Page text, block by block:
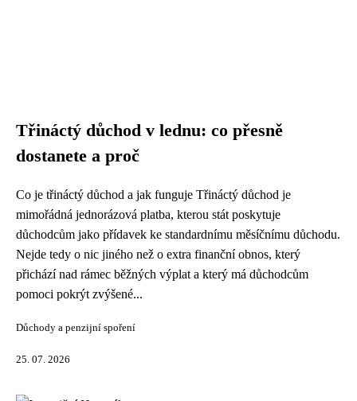
Třináctý důchod v lednu: co přesně
dostanete a proč
Co je třináctý důchod a jak funguje Třináctý důchod je
mimořádná jednorázová platba, kterou stát poskytuje
důchodcům jako přídavek ke standardnímu měsíčnímu důchodu.
Nejde tedy o nic jiného než o extra finanční obnos, který
přichází nad rámec běžných výplat a který má důchodcům
pomoci pokrýt zvýšené...
Důchody a penzijní spoření
25. 07. 2026